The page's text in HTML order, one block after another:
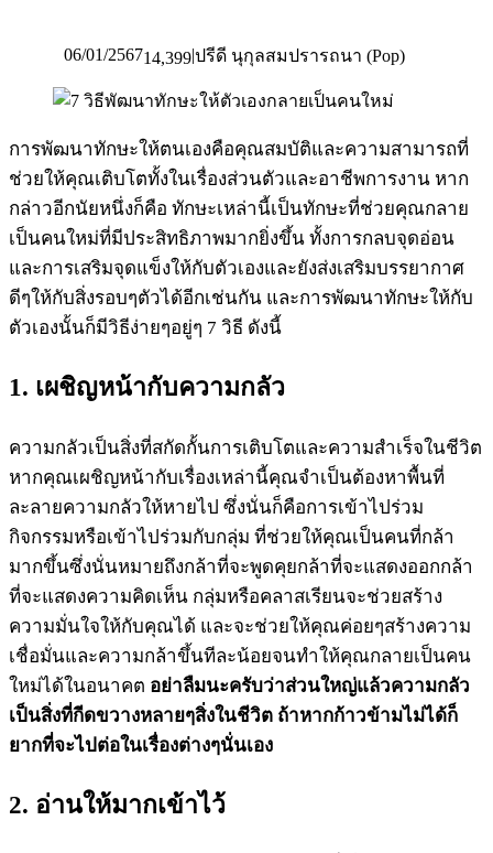
06/01/256714,399|ปรีดี นุกุลสมปรารถนา (Pop)
การพัฒนาทักษะให้ตนเองคือคุณสมบัติและความสามารถที่
ช่วยให้คุณเติบโตทั้งในเรื่องส่วนตัวและอาชีพการงาน หาก
กล่าวอีกนัยหนึ่งก็คือ ทักษะเหล่านี้เป็นทักษะที่ช่วยคุณกลาย
เป็นคนใหม่ที่มีประสิทธิภาพมากยิ่งขึ้น ทั้งการกลบจุดอ่อน
และการเสริมจุดแข็งให้กับตัวเองและยังส่งเสริมบรรยากาศ
ดีๆให้กับสิ่งรอบๆตัวได้อีกเช่นกัน และการพัฒนาทักษะให้กับ
ตัวเองนั้นก็มีวิธีง่ายๆอยู่ๆ 7 วิธี ดังนี้
1. เผชิญหน้ากับความกลัว
ความกลัวเป็นสิ่งที่สกัดกั้นการเติบโตและความสำเร็จในชีวิต
หากคุณเผชิญหน้ากับเรื่องเหล่านี้คุณจำเป็นต้องหาพื้นที่
ละลายความกลัวให้หายไป ซึ่งนั่นก็คือการเข้าไปร่วม
กิจกรรมหรือเข้าไปร่วมกับกลุ่ม ที่ช่วยให้คุณเป็นคนที่กล้า
มากขึ้นซึ่งนั่นหมายถึงกล้าที่จะพูดคุยกล้าที่จะแสดงออกกล้า
ที่จะแสดงความคิดเห็น กลุ่มหรือคลาสเรียนจะช่วยสร้าง
ความมั่นใจให้กับคุณได้ และจะช่วยให้คุณค่อยๆสร้างความ
เชื่อมั่นและความกล้าขึ้นทีละน้อยจนทำให้คุณกลายเป็นคน
ใหม่ได้ในอนาคต อย่าลืมนะครับว่าส่วนใหญ่แล้วความกลัว
เป็นสิ่งที่กีดขวางหลายๆสิ่งในชีวิต ถ้าหากก้าวข้ามไม่ได้ก็
ยากที่จะไปต่อในเรื่องต่างๆนั่นเอง
2. อ่านให้มากเข้าไว้